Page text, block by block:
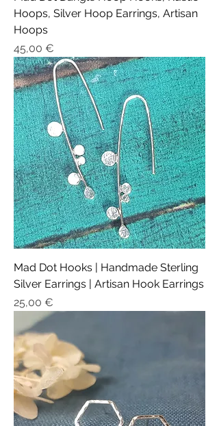
Hoops, Silver Hoop Earrings, Artisan
Hoops
Prix
45,00 €
Mad Dot Hooks | Handmade Sterling
Silver Earrings | Artisan Hook Earrings
Prix
25,00 €